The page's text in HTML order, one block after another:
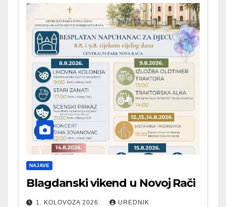
NAJAVE
Blagdanski vikend u Novoj Rači
1. KOLOVOZA 2026. UREDNIK